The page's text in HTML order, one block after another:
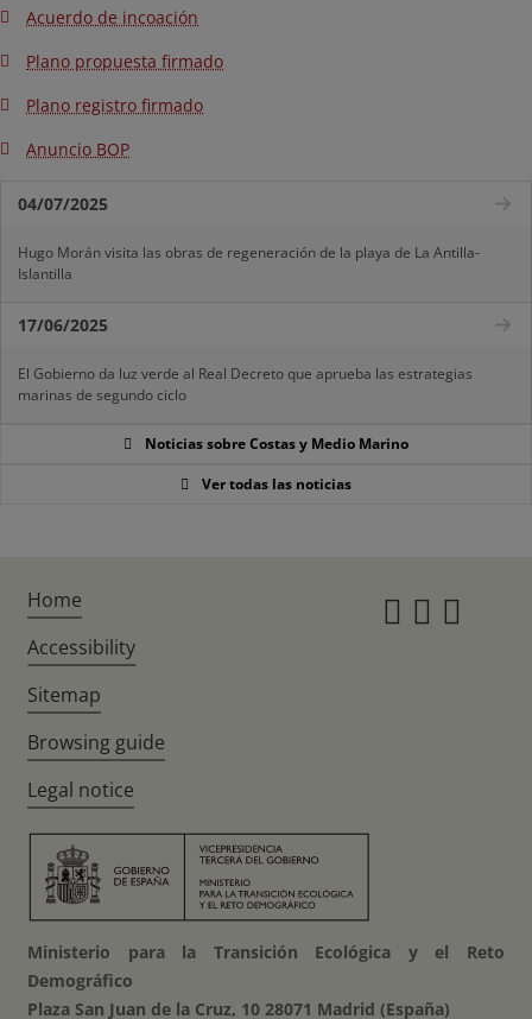
Acuerdo de incoación
Plano propuesta firmado
Plano registro firmado
Anuncio BOP
04/07/2025
Hugo Morán visita las obras de regeneración de la playa de La Antilla-
Islantilla
17/06/2025
El Gobierno da luz verde al Real Decreto que aprueba las estrategias
marinas de segundo ciclo
Noticias sobre Costas y Medio Marino
Ver todas las noticias
Home
Accessibility
Sitemap
Browsing guide
Legal notice
Ministerio para la Transición Ecológica y el Reto
Demográfico
Plaza San Juan de la Cruz, 10 28071 Madrid (España)